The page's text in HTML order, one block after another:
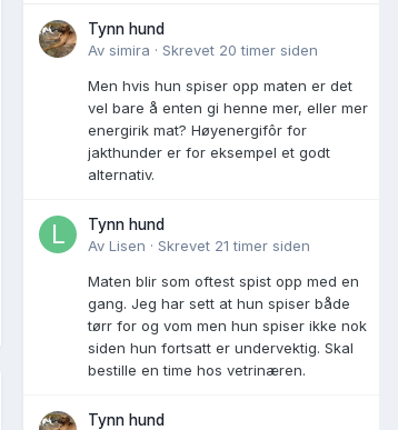
Tynn hund
Av simira · Skrevet 20 timer siden
Men hvis hun spiser opp maten er det
vel bare å enten gi henne mer, eller mer
energirik mat? Høyenergifôr for
jakthunder er for eksempel et godt
alternativ.
Tynn hund
Av Lisen · Skrevet 21 timer siden
Maten blir som oftest spist opp med en
gang. Jeg har sett at hun spiser både
tørr for og vom men hun spiser ikke nok
siden hun fortsatt er undervektig. Skal
bestille en time hos vetrinæren.
Tynn hund